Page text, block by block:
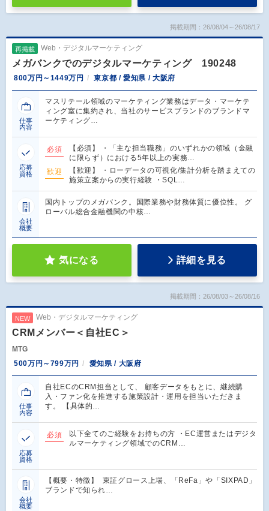
掲載期間：26/08/04～26/08/17
再掲載 Web・デジタルマーケティング
メガバンクでのデジタルマーケティング 190248
800万円～1449万円 東京都 / 愛知県 / 大阪府
仕事
内容
マスリテール領域のマーケティング業務はデータ・マーケテ
ィング室に集約され、当社のサービスブランドのブランドマ
ーケティング…
応募
資格
必須
【必須】 ・「主な担当職務」のいずれかの領域（金融
に限らず）における5年以上の実務…
歓迎
【歓迎】 ・ローデータの可視化/集計分析を踏まえての
施策立案からの実行経験 ・SQL…
会社
概要
国内トップのメガバンク。国際業務や財務体質に優位性。 グ
ローバル総合金融機関の中核…
気になる 詳細を見る
掲載期間：26/08/03～26/08/16
NEW Web・デジタルマーケティング
CRMメンバー＜自社EC＞
MTG
500万円～799万円
愛知県 / 大阪府
仕事
内容
自社ECのCRM担当として、 顧客データをもとに、継続購
入・ファン化を推進する施策設計・運用を担当いただきま
す。 【具体的…
応募
資格
必須
以下全てのご経験をお持ちの方 ・EC運営またはデジタ
ルマーケティング領域でのCRM…
会社
概要
【概要・特徴】 東証グロース上場、「ReFa」や「SIXPAD」
ブランドで知られ…